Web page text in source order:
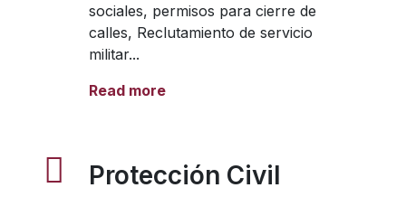
sociales, permisos para cierre de
calles, Reclutamiento de servicio
militar...
Read more
Protección Civil